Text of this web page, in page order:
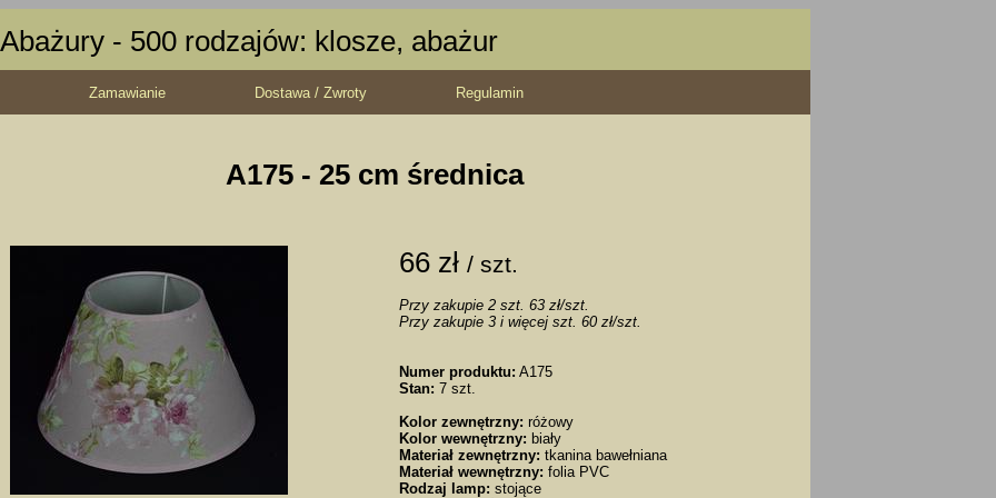
Abażury - 500 rodzajów: klosze, abażur
Zamawianie Dostawa / Zwroty Regulamin
A175 - 25 cm średnica
66 zł / szt.
Przy zakupie 2 szt. 63 zł/szt.
Przy zakupie 3 i więcej szt. 60 zł/szt.
Numer produktu: A175
Stan: 7 szt.
Kolor zewnętrzny: różowy
Kolor wewnętrzny: biały
Materiał zewnętrzny: tkanina bawełniana
Materiał wewnętrzny: folia PVC
Rodzaj lamp: stojące